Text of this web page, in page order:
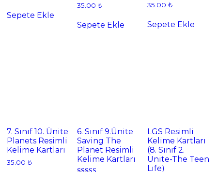
Sepete Ekle
5 üzerinden
35.00₺
Sepete Ekle
35.00₺
Sepete Ekle
7. Sınıf 10. Ünite
Planets Resimli
Kelime Kartları
35.00₺
6. Sınıf 9.Ünite
Saving The
Planet Resimli
Kelime Kartları
LGS Resimli
Kelime Kartları
(8. Sınıf 2.
Ünite-The Teen
Life)